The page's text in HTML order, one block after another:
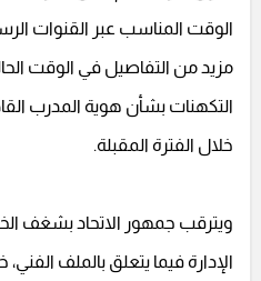
الوقت المناسب عبر القنوات
مزيد من التفاصيل في الوقت
التكهنات بشأن هوية المدرب
خلال الفترة المقبلة.
ويترقب جمهور الاتحاد بشغف
الإدارة فيما يتعلق بالملف